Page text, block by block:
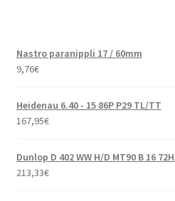
Nastro paranippli 17 / 60mm
9,76€
Heidenau 6.40 - 15 86P P29 TL/TT
167,95€
Dunlop D 402 WW H/D MT90 B 16
213,33€